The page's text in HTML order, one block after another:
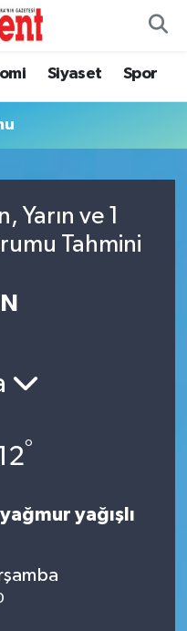
Siyaset Spor
Yarın ve 1
Tahmini
°
yağışlı